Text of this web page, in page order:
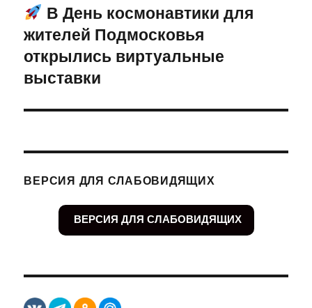
Следующая
запись:
В День космонавтики для
жителей Подмосковья
открылись виртуальные
выставки
ВЕРСИЯ ДЛЯ СЛАБОВИДЯЩИХ
ВЕРСИЯ ДЛЯ СЛАБОВИДЯЩИХ